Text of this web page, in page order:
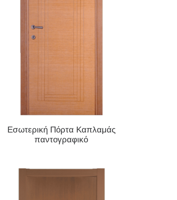
ΔΙΑΒΆΣΤΕ ΠΕΡΙΣΣΌΤΕΡΑ
Εσωτερική Πόρτα Καπλαμάς
παντογραφικό